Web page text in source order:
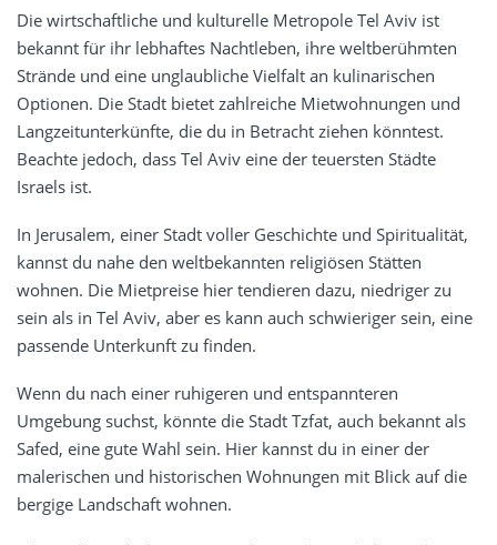
Die wirtschaftliche und kulturelle Metropole Tel Aviv ist
bekannt für ihr lebhaftes Nachtleben, ihre weltberühmten
Strände und eine unglaubliche Vielfalt an kulinarischen
Optionen. Die Stadt bietet zahlreiche Mietwohnungen und
Langzeitunterkünfte, die du in Betracht ziehen könntest.
Beachte jedoch, dass Tel Aviv eine der teuersten Städte
Israels ist.
In Jerusalem, einer Stadt voller Geschichte und Spiritualität,
kannst du nahe den weltbekannten religiösen Stätten
wohnen. Die Mietpreise hier tendieren dazu, niedriger zu
sein als in Tel Aviv, aber es kann auch schwieriger sein, eine
passende Unterkunft zu finden.
Wenn du nach einer ruhigeren und entspannteren
Umgebung suchst, könnte die Stadt Tzfat, auch bekannt als
Safed, eine gute Wahl sein. Hier kannst du in einer der
malerischen und historischen Wohnungen mit Blick auf die
bergige Landschaft wohnen.